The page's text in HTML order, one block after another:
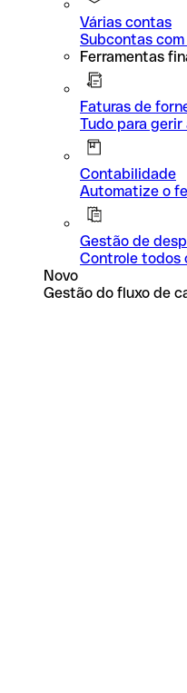
Várias contas
Subcontas
Ferramentas
Faturas de
Tudo para
Contabilidade
Automatize o
Gestão de
Controle todos
Novo
Gestão do fluxo de